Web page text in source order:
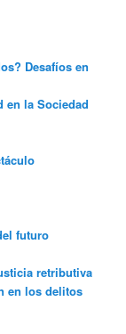
Desafíos en
en la Sociedad
futuro
retributiva
en los delitos